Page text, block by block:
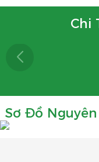
Chi
Sơ Đồ